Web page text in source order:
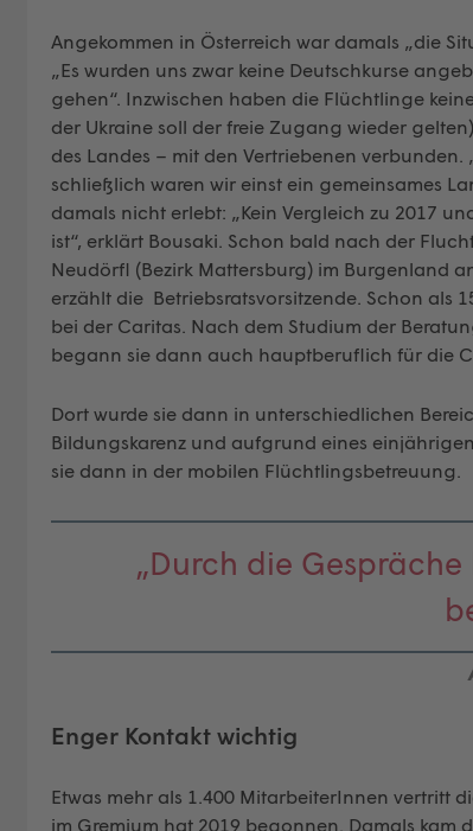
Angekommen in Österreich war damals „die
„Es wurden uns zwar keine Deutschkurse
gehen“. Inzwischen haben die Flüchtlinge
der Ukraine soll der freie Zugang wieder
des Landes – mit den Vertriebenen
schließlich waren wir einst ein gemeinsames
damals nicht erlebt: „Kein Vergleich zu 2017
ist“, erklärt Bousaki. Schon bald nach der
Neudörfl (Bezirk Mattersburg) im Burgenland
erzählt die Betriebsratsvorsitzende. Schon als
bei der Caritas. Nach dem Studium der
begann sie dann auch hauptberuflich für die
Dort wurde sie dann in unterschiedlichen
Bildungskarenz und aufgrund eines
sie dann in der mobilen Flüchtlingsbetreuung.
„Durch die
Enger Kontakt wichtig
Etwas mehr als 1.400 MitarbeiterInnen vertritt
im Gremium hat 2019 begonnen. Damals kam